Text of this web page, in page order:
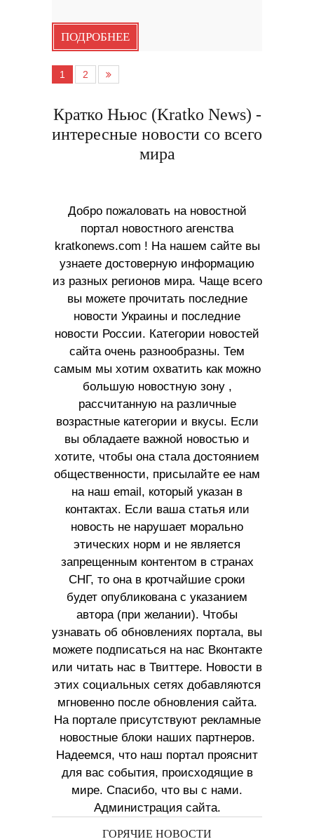
ПОДРОБНЕЕ
1 2
Кратко Ньюс (Kratko News) -
интересные новости со всего
мира
Добро пожаловать на новостной
портал новостного агенства
kratkonews.com ! На нашем сайте вы
узнаете достоверную информацию
из разных регионов мира. Чаще всего
вы можете прочитать последние
новости Украины и последние
новости России. Категории новостей
сайта очень разнообразны. Тем
самым мы хотим охватить как можно
большую новостную зону ,
рассчитанную на различные
возрастные категории и вкусы. Если
вы обладаете важной новостью и
хотите, чтобы она стала достоянием
общественности, присылайте ее нам
на наш email, который указан в
контактах. Если ваша статья или
новость не нарушает морально
этических норм и не является
запрещенным контентом в странах
СНГ, то она в кротчайшие сроки
будет опубликована с указанием
автора (при желании). Чтобы
узнавать об обновлениях портала, вы
можете подписаться на нас Вконтакте
или читать нас в Твиттере. Новости в
этих социальных сетях добавляются
мгновенно после обновления сайта.
На портале присутствуют рекламные
новостные блоки наших партнеров.
Надеемся, что наш портал прояснит
для вас события, происходящие в
мире. Спасибо, что вы с нами.
Администрация сайта.
ГОРЯЧИЕ НОВОСТИ